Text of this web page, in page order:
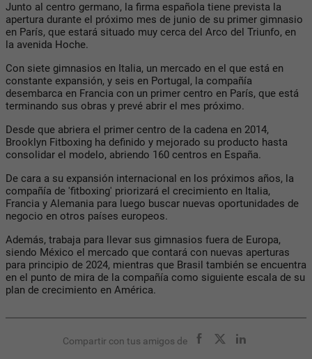
Junto al centro germano, la firma española tiene prevista la
apertura durante el próximo mes de junio de su primer gimnasio
en París, que estará situado muy cerca del Arco del Triunfo, en
la avenida Hoche.
Con siete gimnasios en Italia, un mercado en el que está en
constante expansión, y seis en Portugal, la compañía
desembarca en Francia con un primer centro en París, que está
terminando sus obras y prevé abrir el mes próximo.
Desde que abriera el primer centro de la cadena en 2014,
Brooklyn Fitboxing ha definido y mejorado su producto hasta
consolidar el modelo, abriendo 160 centros en España.
De cara a su expansión internacional en los próximos años, la
compañía de 'fitboxing' priorizará el crecimiento en Italia,
Francia y Alemania para luego buscar nuevas oportunidades de
negocio en otros países europeos.
Además, trabaja para llevar sus gimnasios fuera de Europa,
siendo México el mercado que contará con nuevas aperturas
para principio de 2024, mientras que Brasil también se encuentra
en el punto de mira de la compañía como siguiente escala de su
plan de crecimiento en América.
Compartir con tus amigos de